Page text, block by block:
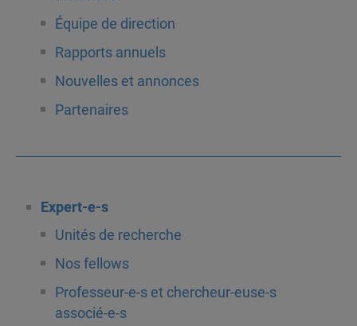
Équipe de direction
Rapports annuels
Nouvelles et annonces
Partenaires
Expert-e-s
Unités de recherche
Nos fellows
Professeur-e-s et chercheur-euse-s
associé-e-s